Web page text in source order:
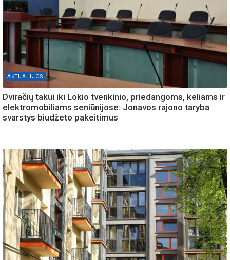
AKTUALIJOS
Dviračių takui iki Lokio tvenkinio, priedangoms, keliams ir
elektromobiliams seniūnijose: Jonavos rajono taryba
svarstys biudžeto pakeitimus